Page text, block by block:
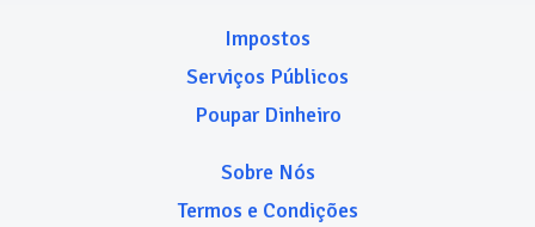
Impostos
Serviços Públicos
Poupar Dinheiro
Sobre Nós
Termos e Condições